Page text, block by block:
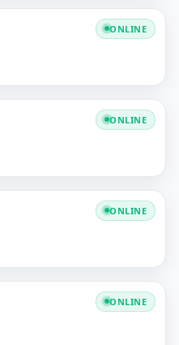
ONLINE
ONLINE
ONLINE
ONLINE